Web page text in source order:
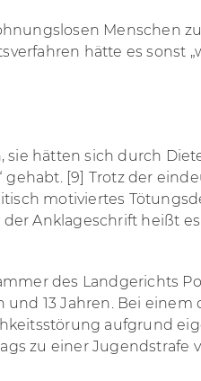
Menschen
hätte es sonst
hätten sich durch
[9] Trotz der
motiviertes
Anklageschrift heißt
des Landgerichts
13 Jahren. Bei einem
aufgrund
zu einer Jugendstrafe